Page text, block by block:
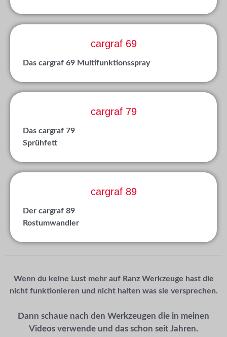
cargraf 69
Das cargraf 69 Multifunktionsspray
cargraf 79
Das cargraf 79
Sprühfett
cargraf 89
Der cargraf 89
Rostumwandler
Wenn du keine Lust mehr auf Ranz Werkzeuge hast die
nicht funktionieren und nicht halten was sie versprechen.
Dann schaue nach den Werkzeugen die in meinen
Videos verwende und das schon seit Jahren.